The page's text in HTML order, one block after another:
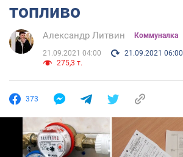
топливо
Александр Литвин Коммуналка
21.09.2021 04:00 21.09.2021 06:00
275,3 т.
373